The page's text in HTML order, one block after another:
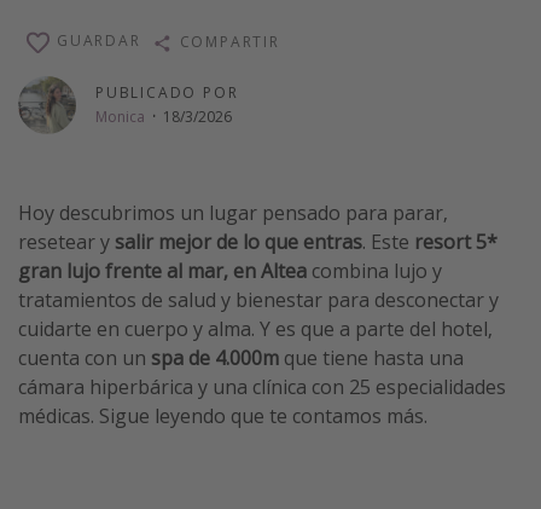
Viajes para singles
Escapadas románticas
Cruceros por el Mediterráneo
Hoteles más hot de España
Guía de equipaje de mano
Parques de atracciones
Viaja con musicales
El Rey León el musical
PUBLICADO POR
Monica · 18/3/2026
GUARDAR COMPARTIR
Hoy descubrimos un lugar pensado para parar,
resetear y salir mejor de lo que entras. Este resort 5*
gran lujo frente al mar, en Altea combina lujo y
tratamientos de salud y bienestar para desconectar y
cuidarte en cuerpo y alma. Y es que a parte del hotel,
cuenta con un spa de 4.000m que tiene hasta una
cámara hiperbárica y una clínica con 25 especialidades
médicas. Sigue leyendo que te contamos más.